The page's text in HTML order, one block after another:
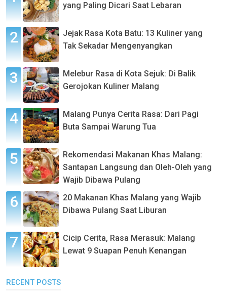
yang Paling Dicari Saat Lebaran
Jejak Rasa Kota Batu: 13 Kuliner yang
Tak Sekadar Mengenyangkan
Melebur Rasa di Kota Sejuk: Di Balik
Gerojokan Kuliner Malang
Malang Punya Cerita Rasa: Dari Pagi
Buta Sampai Warung Tua
Rekomendasi Makanan Khas Malang:
Santapan Langsung dan Oleh-Oleh yang
Wajib Dibawa Pulang
20 Makanan Khas Malang yang Wajib
Dibawa Pulang Saat Liburan
Cicip Cerita, Rasa Merasuk: Malang
Lewat 9 Suapan Penuh Kenangan
RECENT POSTS